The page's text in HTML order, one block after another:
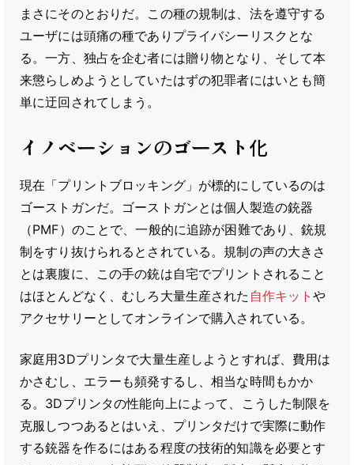
まさにそのとおりだ。この種の規制は、法を遵守する
ユーザには頭痛の種でありプライバシーリスクとな
る。一方、独占を企む者には贈り物となり、そして本
来懲らしめようとしていたはずの犯罪者にはいとも簡
単に迂回されてしまう。
イノベーションのゴースト化
現在「プリントブロッキング」が標的にしているのは
ゴーストガンだ。ゴーストガンとは個人製造の銃器
（PMF）のことで、一般的に追跡が困難であり、銃規
制をすり抜けられるとされている。規制の声の大きさ
とは裏腹に、この手の銃は自宅でプリントされること
はほとんどなく、むしろ大量生産された 自作キットや
アクセサリーとしてオンラインで購入されている。
家庭用3Dプリンタで大量生産しようとすれば、費用は
かさむし、エラーも頻発するし、相当な時間もかか
る。3Dプリンタの性能向上によって、こうした制限を
克服しつつあるとはいえ、プリンタだけで実際に動作
する銃器を作るにはある程度の技術的知識を必要とす